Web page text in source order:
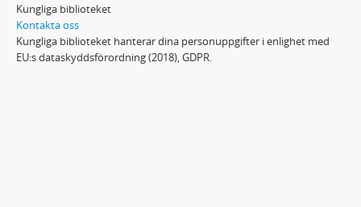
Kungliga biblioteket
Kontakta oss
Kungliga biblioteket hanterar dina personuppgifter i enlighet med
EU:s dataskyddsförordning (2018), GDPR.